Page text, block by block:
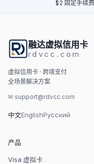
$2 固定手续
融达虚拟信用卡
rdvcc.com
虚拟信用卡 · 跨境支付
全场景解决方案
✉ support@rdvcc.com
中文EnglishРусский
产品
Visa 虚拟卡